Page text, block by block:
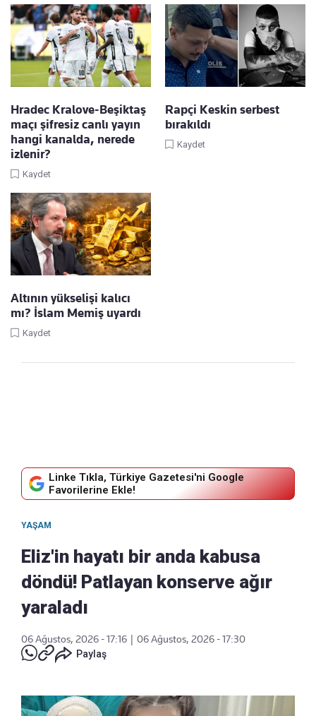
Hradec Kralove-Beşiktaş
maçı şifresiz canlı yayın
hangi kanalda, nerede
izlenir?
Kaydet
Rapçi Keskin serbest
bırakıldı
Kaydet
Altının yükselişi kalıcı
mı? İslam Memiş uyardı
Kaydet
Linke Tıkla, Türkiye Gazetesi'ni Google
Favorilerine Ekle!
YAŞAM
Eliz'in hayatı bir anda kabusa
döndü! Patlayan konserve ağır
yaraladı
06 Ağustos, 2026 - 17:16
06 Ağustos, 2026 - 17:30
Paylaş